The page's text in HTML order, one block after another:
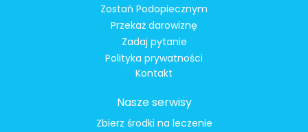
Zostań Podopiecznym
Przekaż darowiznę
Zadaj pytanie
Polityka prywatności
Kontakt
Nasze serwisy
Zbierz środki na leczenie